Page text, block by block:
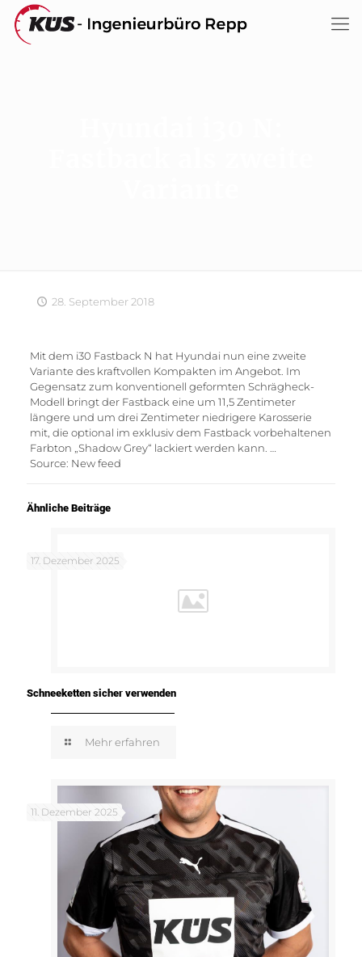
28. September 2018
Mit dem i30 Fastback N hat Hyundai nun eine zweite
Variante des kraftvollen Kompakten im Angebot. Im
Gegensatz zum konventionell geformten Schrägheck-
Modell bringt der Fastback eine um 11,5 Zentimeter
längere und um drei Zentimeter niedrigere Karosserie
mit, die optional im exklusiv dem Fastback vorbehaltenen
Farbton „Shadow Grey“ lackiert werden kann. …
Source: New feed
Ähnliche Beiträge
17. Dezember 2025
Schneeketten sicher verwenden
Mehr erfahren
11. Dezember 2025